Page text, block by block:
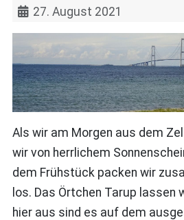
27. August 2021
Als wir am Morgen aus dem
wir von herrlichem
dem Frühstück packen wir
los. Das Örtchen Tarup lassen
hier aus sind es auf dem